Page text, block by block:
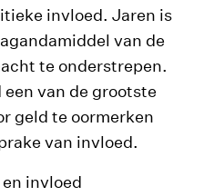
invloed. Jaren is
van de
te onderstrepen.
van de grootste
geld te oormerken
van invloed.
invloed